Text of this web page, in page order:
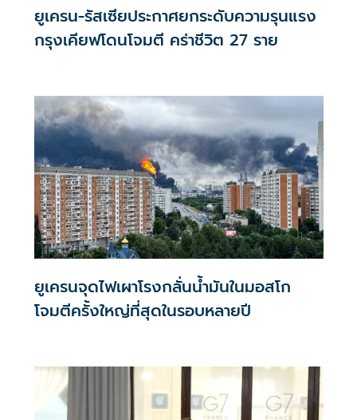
ยูเครน-รัสเซียประกาศยกระดับความรุนแรง
กรุงเคียฟโดนโจมตี คร่าชีวิต 27 ราย
ยูเครนจุดไฟเผาโรงกลั่นน้ำมันในมอสโก
โจมตีครั้งใหญ่ที่สุดในรอบหลายปี